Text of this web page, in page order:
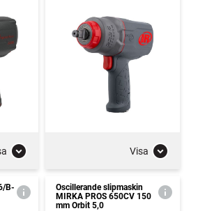
Visa
B-
Oscillerande slipmaskin
MIRKA PROS 650CV 150
mm Orbit 5,0